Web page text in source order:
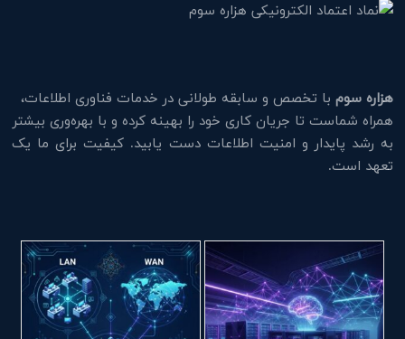
هزاره سوم با تخصص و سابقه طولانی در خدمات فناوری اطلاعات،
همراه شماست تا جریان کاری خود را بهینه کرده و با بهره‌وری بیشتر
به رشد پایدار و امنیت اطلاعات دست یابید. کیفیت برای ما یک
تعهد است.